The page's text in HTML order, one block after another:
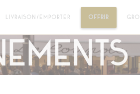
LIVRAISON/EMPORTER OFFRIR ((OUVRE